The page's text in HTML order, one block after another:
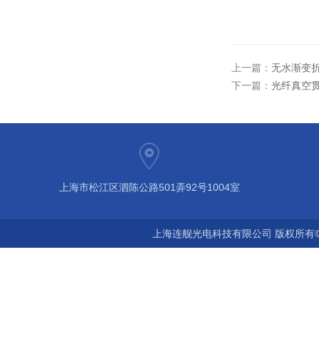
上一篇： 无水渐变
下一篇： 光纤真空
上海市松江区泗陈公路501弄92号1004室
上海连舰光电科技有限公司 版权所